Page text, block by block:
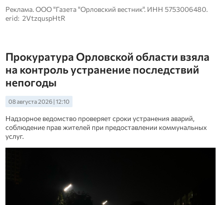
Реклама. ООО "Газета "Орловский вестник". ИНН 5753006480.
erid: 2VtzquspHtR
Прокуратура Орловской области взяла
на контроль устранение последствий
непогоды
08 августа 2026 | 12:10
Надзорное ведомство проверяет сроки устранения аварий,
соблюдение прав жителей при предоставлении коммунальных
услуг.